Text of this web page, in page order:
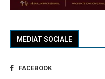
MEDIAT SOCIALE
FACEBOOK